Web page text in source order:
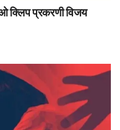
क्लिप प्रकरणी विजय